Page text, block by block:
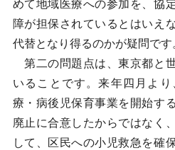
めて地域医療への参加を、協
障が担保されているとはいえ
代替となり得るのかが疑問です
第二の問題点は、東京都と
いることです。来年四月よ
療・病後児保育事業を開始す
廃止に合意したからではなく
して、区民への小児救急を確